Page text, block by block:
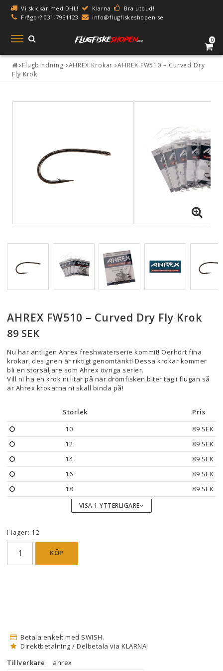
Vi skickar med DHL! Klarna
Bra utbud!
Frågor? 031-7951123
info@flugfiskeshopen.se
0
Toggle
navigation
Flugbindning AHREX Krokar
AHREX FW510 – Curved Dry
Fly Krok
AHREX FW510 – Curved Dry Fly Krok
89 SEK
Nu har äntligen Ahrex freshwaterserie kommit! Oerhört fina
krokar, designen är riktigt genomtänkt! Dessa krokar kommer
bli en storsäljare som Ahrex övriga serier.
Vill ni ha en krok ni litar på när drömfisken biter tag i flugan så
är Ahrex krokarna ni skall binda på!
Storlek
Pris
10
89 SEK
12
89 SEK
14
89 SEK
16
89 SEK
18
89 SEK
VISA 1 YTTERLIGARE
I lager: 12
KÖP
Betala enkelt med SWISH.
Direktbetalning / Delbetala via KLARNA!
Tillverkare
ahrex